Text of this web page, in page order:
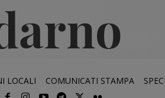
LOCALI COMUNICATI STAMPA